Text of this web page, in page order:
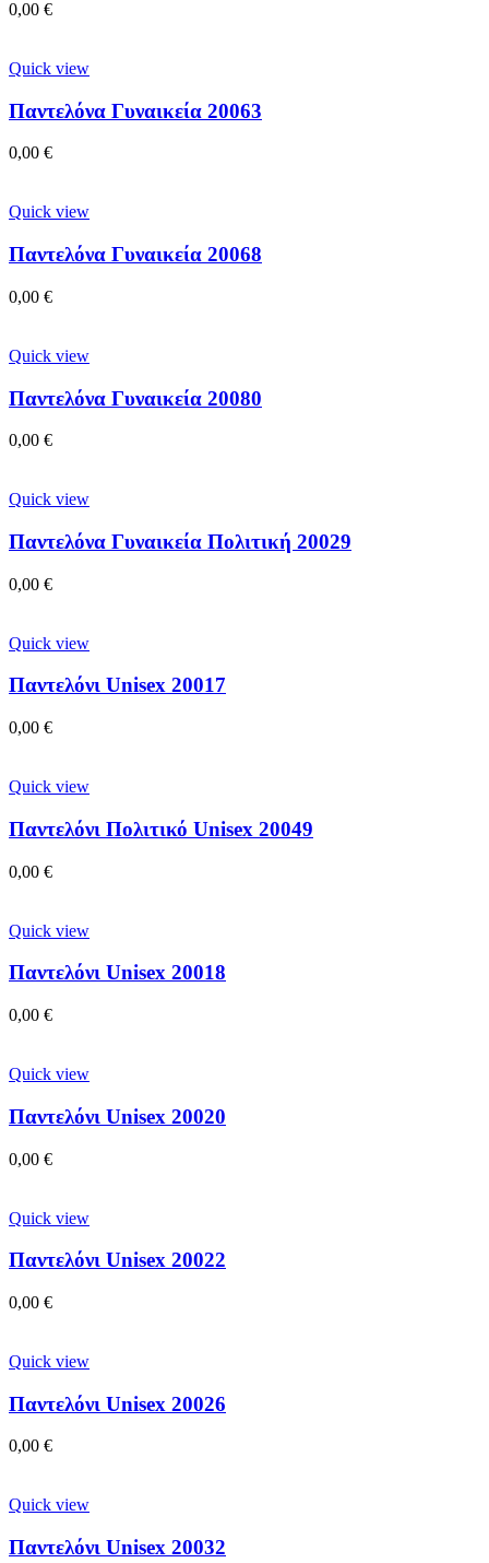
0,00 €
Quick view
Παντελόνα Γυναικεία 20063
0,00 €
Quick view
Παντελόνα Γυναικεία 20068
0,00 €
Quick view
Παντελόνα Γυναικεία 20080
0,00 €
Quick view
Παντελόνα Γυναικεία Πολιτική 20029
0,00 €
Quick view
Παντελόνι Unisex 20017
0,00 €
Quick view
Παντελόνι Πολιτικό Unisex 20049
0,00 €
Quick view
Παντελόνι Unisex 20018
0,00 €
Quick view
Παντελόνι Unisex 20020
0,00 €
Quick view
Παντελόνι Unisex 20022
0,00 €
Quick view
Παντελόνι Unisex 20026
0,00 €
Quick view
Παντελόνι Unisex 20032